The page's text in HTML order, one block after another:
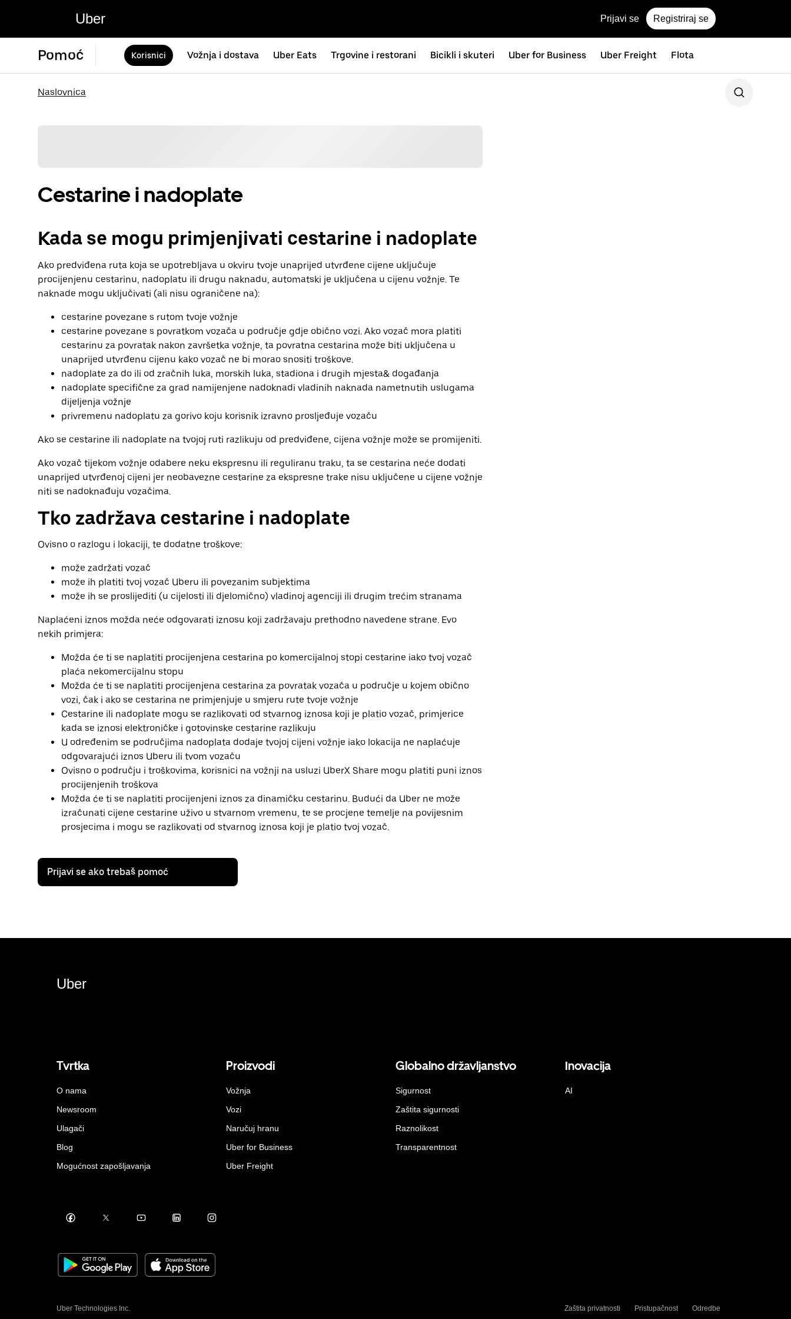
Uber Prijavi se Registriraj se
Pomoć Korisnici Vožnja i dostava Uber Eats Trgovine i restorani Bicikli i skuteri Uber for Business Uber Freight Flota
Naslovnica
Cestarine i nadoplate
Kada se mogu primjenjivati cestarine i nadoplate
Ako predviđena ruta koja se upotrebljava u okviru tvoje unaprijed utvrđene cijene uključuje
procijenjenu cestarinu, nadoplatu ili drugu naknadu, automatski je uključena u cijenu vožnje. Te
naknade mogu uključivati (ali nisu ograničene na):
cestarine povezane s rutom tvoje vožnje
cestarine povezane s povratkom vozača u područje gdje obično vozi. Ako vozač mora platiti
cestarinu za povratak nakon završetka vožnje, ta povratna cestarina može biti uključena u
unaprijed utvrđenu cijenu kako vozač ne bi morao snositi troškove.
nadoplate za do ili od zračnih luka, morskih luka, stadiona i drugih mjesta& događanja
nadoplate specifične za grad namijenjene nadoknadi vladinih naknada nametnutih uslugama
dijeljenja vožnje
privremenu nadoplatu za gorivo koju korisnik izravno prosljeđuje vozaču
Ako se cestarine ili nadoplate na tvojoj ruti razlikuju od predviđene, cijena vožnje može se promijeniti.
Ako vozač tijekom vožnje odabere neku ekspresnu ili reguliranu traku, ta se cestarina neće dodati
unaprijed utvrđenoj cijeni jer neobavezne cestarine za ekspresne trake nisu uključene u cijene vožnje
niti se nadoknađuju vozačima.
Tko zadržava cestarine i nadoplate
Ovisno o razlogu i lokaciji, te dodatne troškove:
može zadržati vozač
može ih platiti tvoj vozač Uberu ili povezanim subjektima
može ih se proslijediti (u cijelosti ili djelomično) vladinoj agenciji ili drugim trećim stranama
Naplaćeni iznos možda neće odgovarati iznosu koji zadržavaju prethodno navedene strane. Evo
nekih primjera:
Možda će ti se naplatiti procijenjena cestarina po komercijalnoj stopi cestarine iako tvoj vozač
plaća nekomercijalnu stopu
Možda će ti se naplatiti procijenjena cestarina za povratak vozača u područje u kojem obično
vozi, čak i ako se cestarina ne primjenjuje u smjeru rute tvoje vožnje
Cestarine ili nadoplate mogu se razlikovati od stvarnog iznosa koji je platio vozač, primjerice
kada se iznosi elektroničke i gotovinske cestarine razlikuju
U određenim se područjima nadoplata dodaje tvojoj cijeni vožnje iako lokacija ne naplaćuje
odgovarajući iznos Uberu ili tvom vozaču
Ovisno o području i troškovima, korisnici na vožnji na usluzi UberX Share mogu platiti puni iznos
procijenjenih troškova
Možda će ti se naplatiti procijenjeni iznos za dinamičku cestarinu. Budući da Uber ne može
izračunati cijene cestarine uživo u stvarnom vremenu, te se procjene temelje na povijesnim
prosjecima i mogu se razlikovati od stvarnog iznosa koji je platio tvoj vozač.
Prijavi se ako trebaš pomoć
Uber
Tvrtka
O nama
Newsroom
Ulagači
Blog
Mogućnost zapošljavanja
Proizvodi
Vožnja
Vozi
Naručuj hranu
Uber for Business
Uber Freight
Globalno državljanstvo
Sigurnost
Zaštita sigurnosti
Raznolikost
Transparentnost
Inovacija
AI
Uber Technologies Inc. Zaštita privatnosti Pristupačnost Odredbe